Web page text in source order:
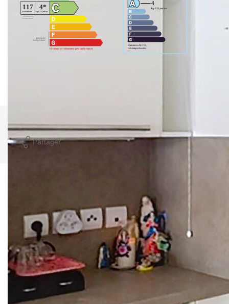
Imprimer
Partager Calculer mon budget
des Risques et Pollutions). Pour en savoir plus,
rendez-vous surhttps://www.georisques.gouv.fr/
Caractéristiques détaillées
Général